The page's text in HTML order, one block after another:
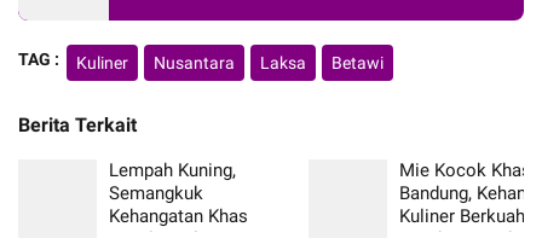
TAG : Kuliner Nusantara Laksa Betawi
Berita Terkait
Lempah Kuning,
Semangkuk
Kehangatan Khas
Bangka Belitung yang
Mie Kocok Khas
Bandung,
Kuliner Berkuah
Tanah Pasundan